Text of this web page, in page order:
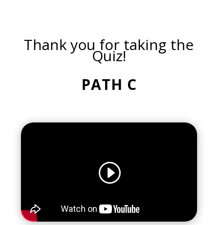
Thank you for taking the
Quiz!
PATH C